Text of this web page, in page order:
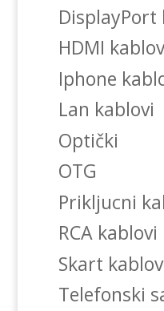
DisplayPort
HDMI
Iphone
Lan kablovi
Optički
OTG
Prikljucni
RCA kablovi
Skart
Telefonski